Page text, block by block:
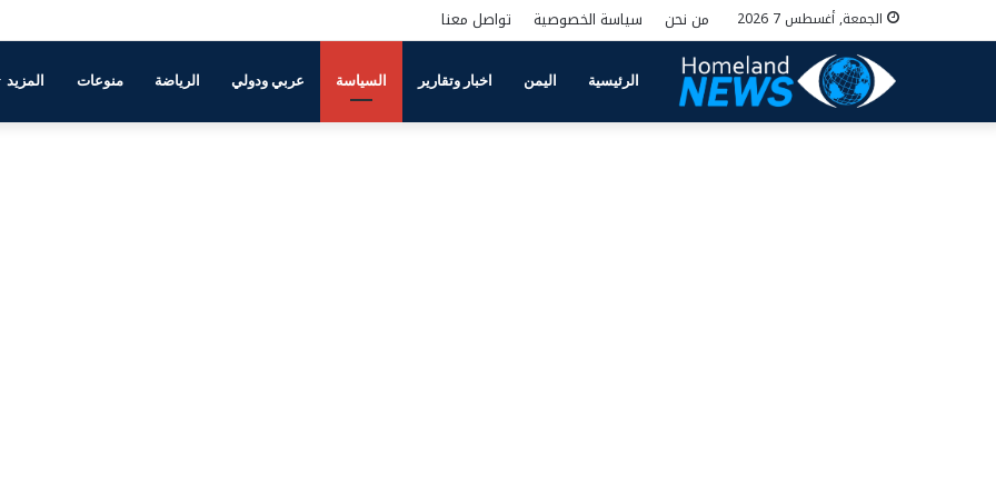
الجمعة, أغسطس 7 2026 من نحن سياسة الخصوصية تواصل معنا
الرئيسية اليمن اخبار وتقارير السياسة عربي ودولي الرياضة منوعات المزيد